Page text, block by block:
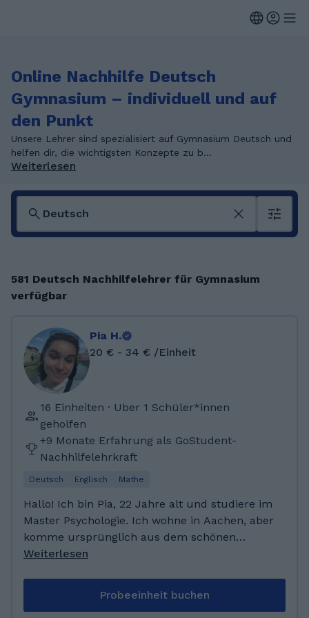
Online Nachhilfe Deutsch
Gymnasium – individuell und auf
den Punkt
Unsere Lehrer sind spezialisiert auf Gymnasium Deutsch und
helfen dir, die wichtigsten Konzepte zu b...
Weiterlesen
581 Deutsch Nachhilfelehrer für Gymnasium
verfügbar
Pia H.
20 € - 34 € /Einheit
16 Einheiten · Uber 1 Schüler*innen
geholfen
+9 Monate Erfahrung als GoStudent-
Nachhilfelehrkraft
Deutsch Englisch Mathe
Hallo! Ich bin Pia, 22 Jahre alt und studiere im
Master Psychologie. Ich wohne in Aachen, aber
komme ursprünglich aus dem schönen
Münsterland. Ich habe in meiner eigenen
Grundschule gearbeitet. In meiner Freizeit
Weiterlesen
Probeeinheit buchen